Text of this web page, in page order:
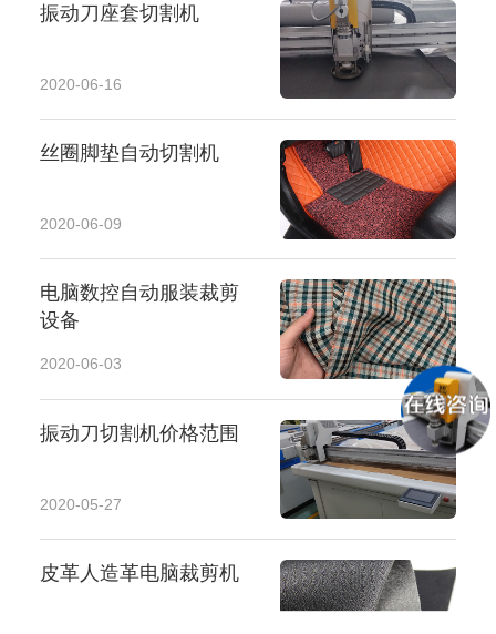
振动刀座套切割机
2020-06-16
丝圈脚垫自动切割机
2020-06-09
电脑数控自动服装裁剪
设备
2020-06-03
振动刀切割机价格范围
2020-05-27
皮革人造革电脑裁剪机